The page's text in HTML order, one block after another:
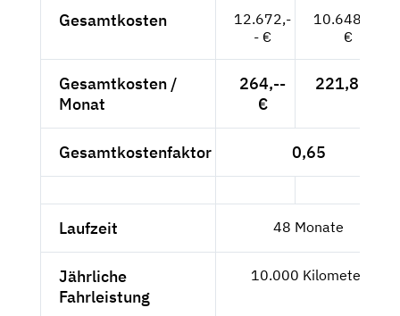
Gesamtkosten
12.672,-
- €
10.648,74
€
Gesamtkosten /
Monat
264,--
€
221,85 €
Gesamtkostenfaktor 0,65
Laufzeit 48 Monate
Jährliche
Fahrleistung
10.000 Kilometer